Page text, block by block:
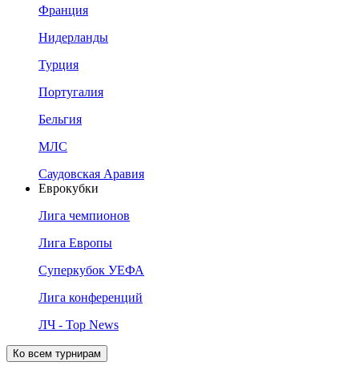
Франция
Нидерланды
Турция
Португалия
Бельгия
МЛС
Саудовская Аравия
Еврокубки
Лига чемпионов
Лига Европы
Суперкубок УЕФА
Лига конференций
ЛЧ - Top News
Ко всем турнирам